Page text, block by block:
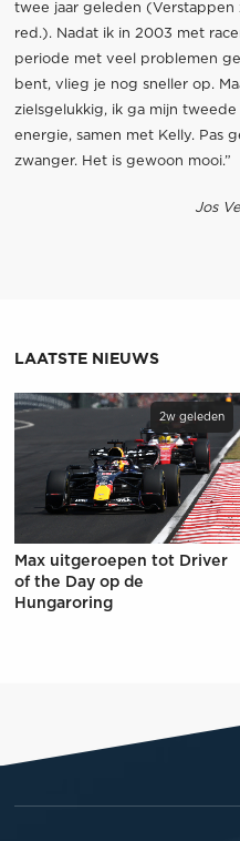
twee jaar geleden (Verstappen
red.). Nadat ik in 2003 met
periode met veel problemen
bent, vlieg je nog sneller op.
zielsgelukkig, ik ga mijn
energie, samen met Kelly. Pas
zwanger. Het is gewoon mooi.”
Jos
LAATSTE NIEUWS
2w geleden
Max uitgeroepen tot Driver
of the Day op de
Hungaroring